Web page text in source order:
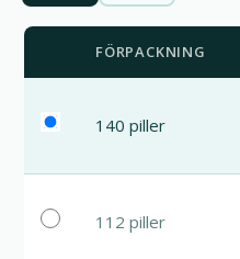
FÖRPACKNING
140 piller
112 piller